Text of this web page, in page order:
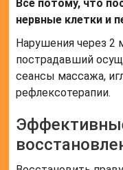
Все потому, что
нервные клетки и
Нарушения через 2
пострадавший
сеансы массажа,
рефлексотерапии.